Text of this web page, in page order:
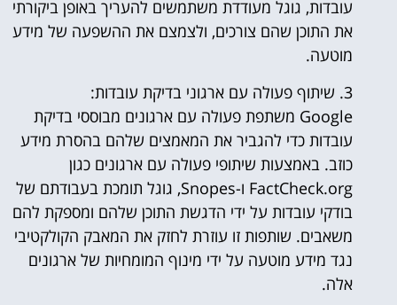
עובדות, גוגל מעודדת משתמשים להעריך באופן ביקורתי
את התוכן שהם צורכים, ולצמצם את ההשפעה של מידע
מוטעה.
3. שיתוף פעולה עם ארגוני בדיקת עובדות:
Google משתפת פעולה עם ארגונים מבוססי בדיקת
עובדות כדי להגביר את המאמצים שלהם בהסרת מידע
כוזב. באמצעות שיתופי פעולה עם ארגונים כגון
FactCheck.org ו-Snopes, גוגל תומכת בעבודתם של
בודקי עובדות על ידי הדגשת התוכן שלהם ומספקת להם
משאבים. שותפות זו עוזרת לחזק את המאבק הקולקטיבי
נגד מידע מוטעה על ידי מינוף המומחיות של ארגונים
אלה.